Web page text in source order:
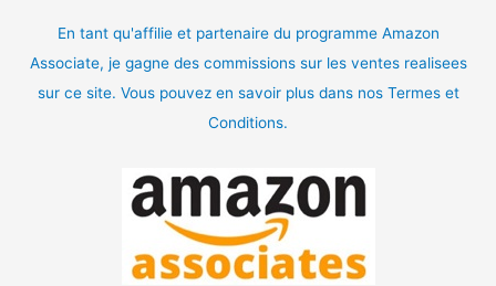
En tant qu'affilie et partenaire du programme Amazon
Associate, je gagne des commissions sur les ventes realisees
sur ce site. Vous pouvez en savoir plus dans nos Termes et
Conditions.